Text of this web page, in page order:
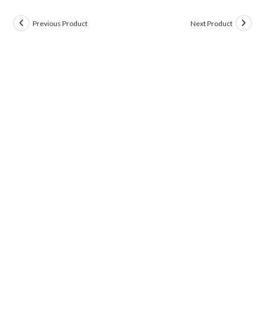
Previous Product Next Product